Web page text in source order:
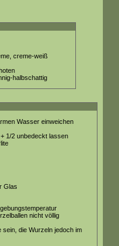
creme-weiß
halbschattig
Wasser einweichen
1/2 unbedeckt lassen
Glas
nicht völlig
sein, die Wurzeln jedoch im